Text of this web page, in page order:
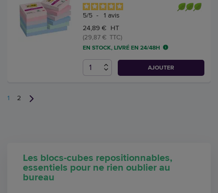
5/5 - 1 avis
24,89 € HT
(29,87 € TTC)
EN STOCK, LIVRÉ EN 24/48H
AJOUTER
1 2
Les blocs-cubes repositionnables,
essentiels pour ne rien oublier au
bureau